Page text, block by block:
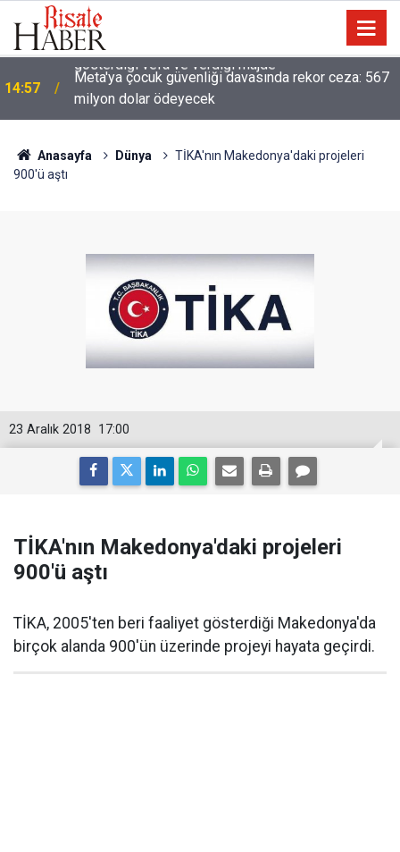
14:57
Meta'ya çocuk güvenliği davasında rekor ceza: 567
milyon dolar ödeyecek
Anasayfa Dünya
TİKA'nın Makedonya'daki projeleri
900'ü aştı
17:00
23 Aralık 2018
TİKA'nın Makedonya'daki projeleri
900'ü aştı
TİKA, 2005'ten beri faaliyet gösterdiği Makedonya'da
birçok alanda 900'ün üzerinde projeyi hayata geçirdi.